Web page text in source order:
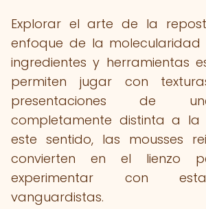
Explorar el arte de la
enfoque de la molecularidad
ingredientes y herramientas
permiten jugar con
presentaciones de
completamente distinta a la
este sentido, las mousses
convierten en el lienzo
experimentar con
vanguardistas.